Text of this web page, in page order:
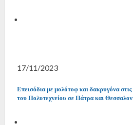
17/11/2023
Επεισόδια με μολότοφ και δακρυγόνα στις
του Πολυτεχνείου σε Πάτρα και